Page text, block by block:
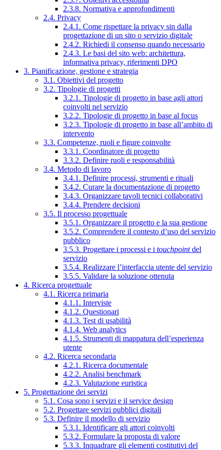
2.3.8. Normativa e approfondimenti
2.4. Privacy
2.4.1. Come rispettare la privacy sin dalla
progettazione di un sito o servizio digitale
2.4.2. Richiedi il consenso quando necessario
2.4.3. Le basi del sito web: architettura,
informativa privacy, riferimenti DPO
3. Pianificazione, gestione e strategia
3.1. Obiettivi del progetto
3.2. Tipologie di progetti
3.2.1. Tipologie di progetto in base agli attori
coinvolti nel servizio
3.2.2. Tipologie di progetto in base al focus
3.2.3. Tipologie di progetto in base all’ambito di
intervento
3.3. Competenze, ruoli e figure coinvolte
3.3.1. Coordinatore di progetto
3.3.2. Definire ruoli e responsabilità
3.4. Metodo di lavoro
3.4.1. Definire processi, strumenti e rituali
3.4.2. Curare la documentazione di progetto
3.4.3. Organizzare tavoli tecnici collaborativi
3.4.4. Prendere decisioni
3.5. Il processo progettuale
3.5.1. Organizzare il progetto e la sua gestione
3.5.2. Comprendere il contesto d’uso del servizio
pubblico
3.5.3. Progettare i processi e i touchpointdel
servizio
3.5.4. Realizzare l’interfaccia utente del servizio
3.5.5. Validare la soluzione ottenuta
4. Ricerca progettuale
4.1. Ricerca primaria
4.1.1. Interviste
4.1.2. Questionari
4.1.3. Test di usabilità
4.1.4. Web analytics
4.1.5. Strumenti di mappatura dell’esperienza
utente
4.2. Ricerca secondaria
4.2.1. Ricerca documentale
4.2.2. Analisi benchmark
4.2.3. Valutazione euristica
5. Progettazione dei servizi
5.1. Cosa sono i servizi e il service design
5.2. Progettare servizi pubblici digitali
5.3. Definire il modello di servizio
5.3.1. Identificare gli attori coinvolti
5.3.2. Formulare la proposta di valore
5.3.3. Inquadrare gli elementi costitutivi del